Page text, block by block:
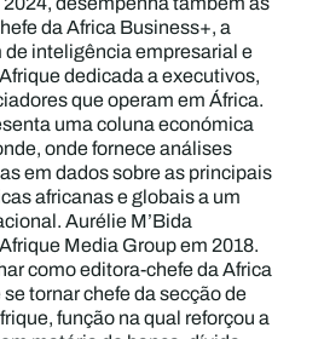
da Africa Business+, a
inteligência empresarial e
dedicada a executivos,
que operam em África.
uma coluna económica
onde fornece análises
em dados sobre as principais
africanas e globais a um
Aurélie M’Bida
Media Group em 2018.
como editora-chefe da Africa
tornar chefe da secção de
função na qual reforçou a